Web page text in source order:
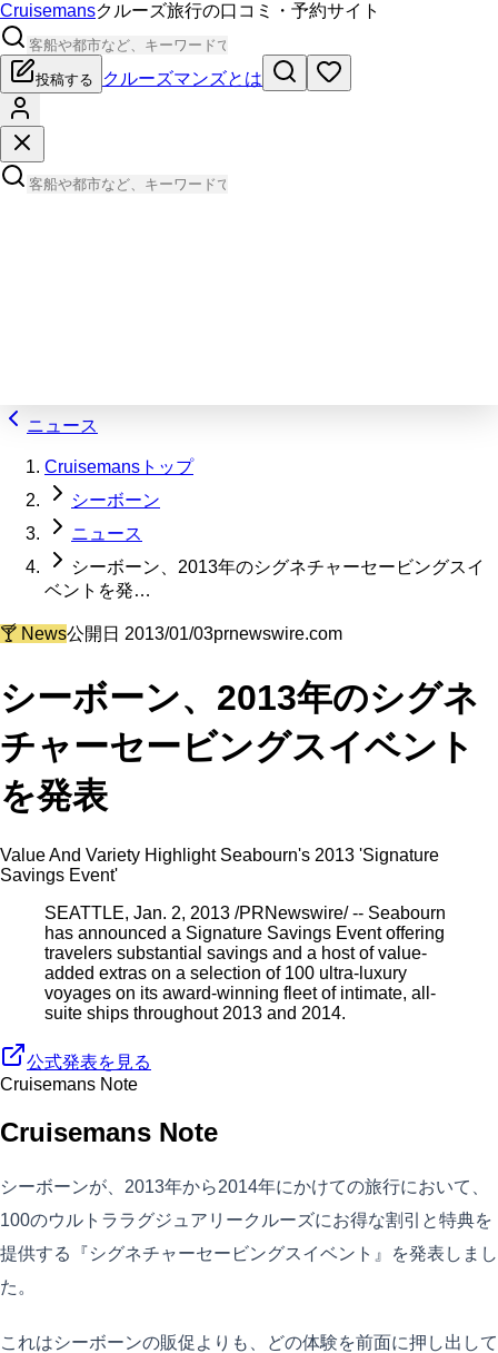
Cruisemansクルーズ旅行の口コミ・予約サイト
投稿する クルーズマンズとは
ニュース
Cruisemansトップ
シーボーン
ニュース
シーボーン、2013年のシグネチャーセービングスイ
ベントを発…
🍸 News公開日 2013/01/03prnewswire.com
シーボーン、2013年のシグネ
チャーセービングスイベント
を発表
Value And Variety Highlight Seabourn's 2013 'Signature
Savings Event'
SEATTLE, Jan. 2, 2013 /PRNewswire/ -- Seabourn
has announced a Signature Savings Event offering
travelers substantial savings and a host of value-
added extras on a selection of 100 ultra-luxury
voyages on its award-winning fleet of intimate, all-
suite ships throughout 2013 and 2014.
公式発表を見る
Cruisemans Note
Cruisemans Note
シーボーンが、2013年から2014年にかけての旅行において、
100のウルトララグジュアリークルーズにお得な割引と特典を
提供する『シグネチャーセービングスイベント』を発表しまし
た。
これはシーボーンの販促よりも、どの体験を前面に押し出して